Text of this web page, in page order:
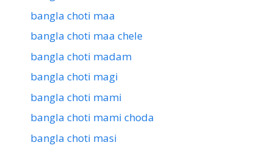
bangla choti maa
bangla choti maa chele
bangla choti madam
bangla choti magi
bangla choti mami
bangla choti mami choda
bangla choti masi